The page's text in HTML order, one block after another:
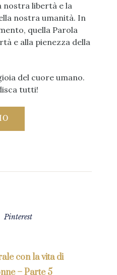
libertà e la
nostra umanità. In
quella Parola
e alla pienezza della
del cuore umano.
tutti!
Pinterest
con la vita di
– Parte 5